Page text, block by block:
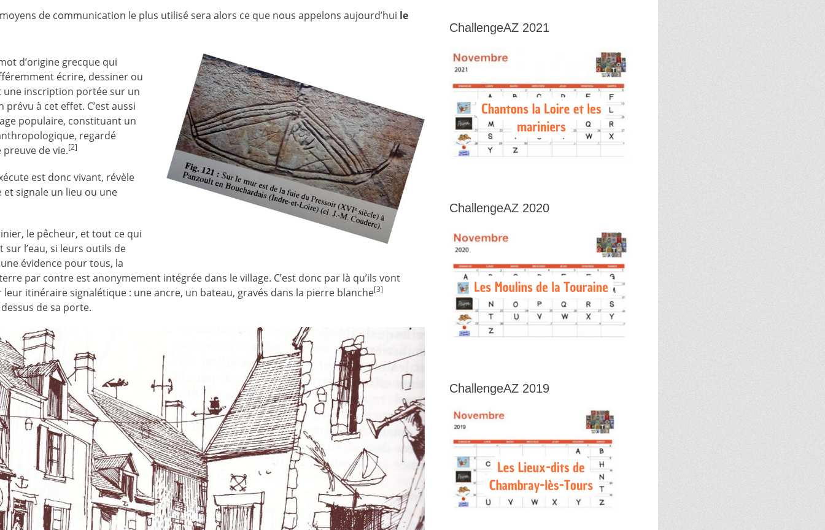
moyens de communication le plus utilisé sera alors ce que nous appelons aujourd’hui le
d’origine grecque qui
écrire, dessiner ou
une inscription portée sur un
à cet effet. C’est aussi
populaire, constituant un
regardé
de vie.[2]
est donc vivant, révèle
et signale un lieu ou une
le pêcheur, et tout ce qui
sur l’eau, si leurs outils de
évidence pour tous, la
par contre est anonymement intégrée dans le village. C’est donc par là qu’ils vont
leur itinéraire signalétique : une ancre, un bateau, gravés dans la pierre blanche[3]
de sa porte.
ChallengeAZ 2021
ChallengeAZ 2020
ChallengeAZ 2019